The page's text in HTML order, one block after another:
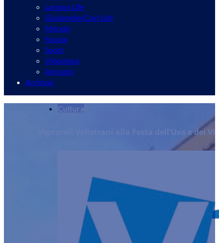
Lariano Life
Giulianello/Cori Life
Mondo
Scuola
Sport
Videoteca
Annunci
Archivio
Cultura
Vignaroli Velletrani alla Festa dell’Uva e dei